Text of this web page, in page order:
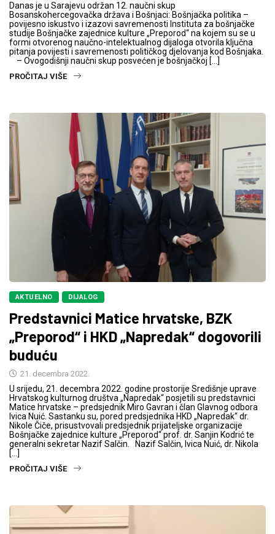
Danas je u Sarajevu održan 12. naučni skup
Bosanskohercegovačka država i Bošnjaci: Bošnjačka politika –
povijesno iskustvo i izazovi savremenosti Instituta za bošnjačke
studije Bošnjačke zajednice kulture „Preporod“ na kojem su se u
formi otvorenog naučno-intelektualnog dijaloga otvorila ključna
pitanja povijesti i savremenosti političkog djelovanja kod Bošnjaka.
– Ovogodišnji naučni skup posvećen je bošnjačkoj […]
PROČITAJ VIŠE
AKTUELNO DIJALOG
Predstavnici Matice hrvatske, BZK
„Preporod“ i HKD „Napredak“ dogovorili
buduću
21. decembra 2022.
U srijedu, 21. decembra 2022. godine prostorije Središnje uprave
Hrvatskog kulturnog društva „Napredak“ posjetili su predstavnici
Matice hrvatske – predsjednik Miro Gavran i član Glavnog odbora
Ivica Nuić. Sastanku su, pored predsjednika HKD „Napredak“ dr.
Nikole Čiče, prisustvovali predsjednik prijateljske organizacije
Bošnjačke zajednice kulture „Preporod“ prof. dr. Sanjin Kodrić te
generalni sekretar Nazif Salčin. Nazif Salčin, Ivica Nuić, dr. Nikola
[…]
PROČITAJ VIŠE